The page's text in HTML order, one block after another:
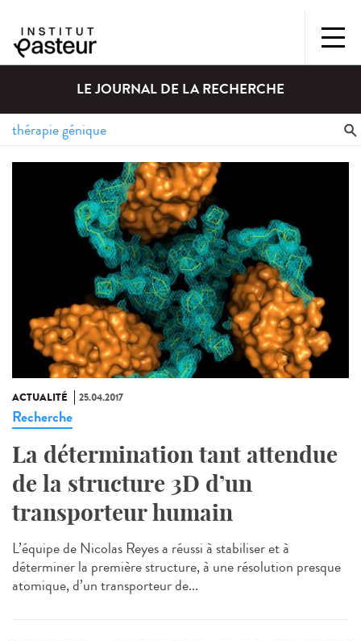
LE JOURNAL DE LA RECHERCHE
ACTUALITÉ 25.04.2017
Recherche
La détermination tant attendue
de la structure 3D d’un
transporteur humain
L’équipe de Nicolas Reyes a réussi à stabiliser et à
déterminer la première structure, à une résolution presque
atomique, d’un transporteur de...